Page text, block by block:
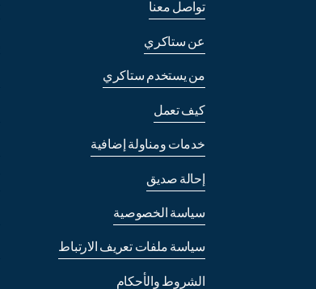
تواصل معنا
عن ستاكري
من يستخدم ستاكري
كيف تعمل
خدمات ومناولة إضافية
إحالة صديق
سياسة الخصوصية
سياسة ملفات تعريف الارتباط
الشروط والأحكام